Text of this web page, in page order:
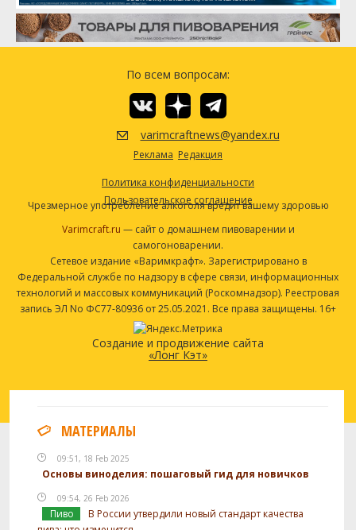
Фаггл (Fuggle)
28.35 г
Чинук (Chinook)
21.26 г
Посмотреть рецепт полностью
По всем вопросам:
varimcraftnews@yandex.ru
Реклама Редакция
Политика конфиденциальности
Пользовательское соглашение
Чрезмерное употребление алкоголя вредит вашему здоровью
Varimcraft.ru — сайт о домашнем пивоварении и
самогоноварении.
Сетевое издание «Варимкрафт». Зарегистрировано в
Федеральной службе по надзору в сфере связи, информационных
технологий и массовых коммуникаций (Роскомнадзор). Реестровая
запись ЭЛ No ФС77-80936 от 25.05.2021. Все права защищены. 16+
Создание и продвижение сайта
«Лонг Кэт»
МАТЕРИАЛЫ
09:51, 18 Feb 2025
Основы виноделия: пошаговый гид для новичков
09:54, 26 Feb 2026
Пиво
В России утвердили новый стандарт качества